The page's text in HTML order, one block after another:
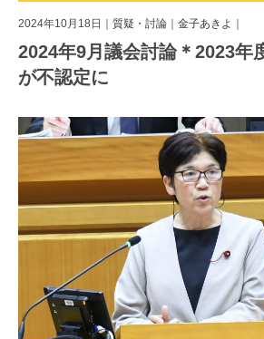
2024年10月18日｜ 質疑・討論 金子あきよ
2024年9月議会討論＊2023年
が不認定に